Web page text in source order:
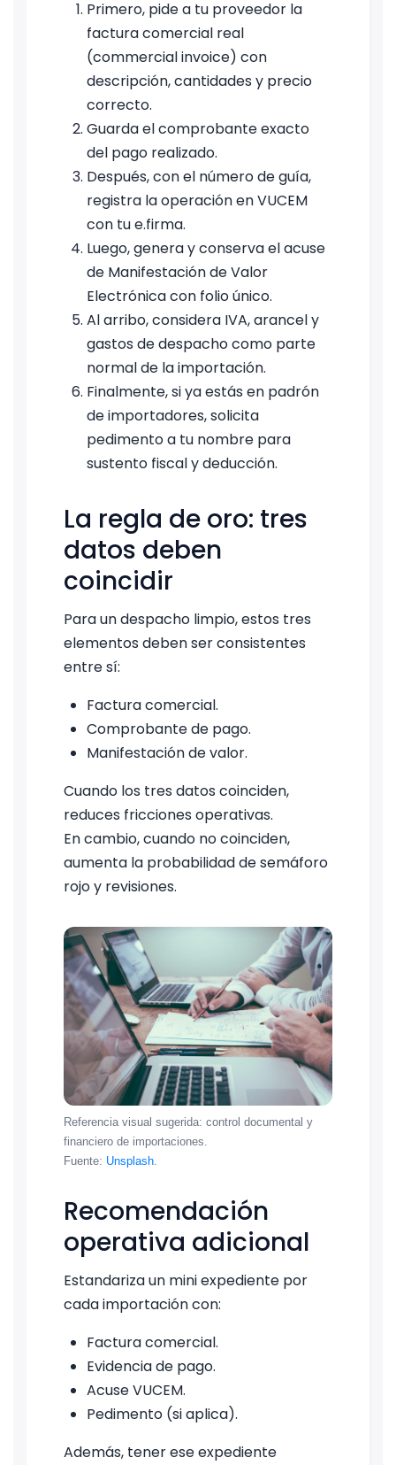
Primero, pide a tu proveedor la
factura comercial real
(commercial invoice) con
descripción, cantidades y precio
correcto.
Guarda el comprobante exacto
del pago realizado.
Después, con el número de guía,
registra la operación en VUCEM
con tu e.firma.
Luego, genera y conserva el acuse
de Manifestación de Valor
Electrónica con folio único.
Al arribo, considera IVA, arancel y
gastos de despacho como parte
normal de la importación.
Finalmente, si ya estás en padrón
de importadores, solicita
pedimento a tu nombre para
sustento fiscal y deducción.
La regla de oro: tres
datos deben
coincidir
Para un despacho limpio, estos tres
elementos deben ser consistentes
entre sí:
Factura comercial.
Comprobante de pago.
Manifestación de valor.
Cuando los tres datos coinciden,
reduces fricciones operativas.
En cambio, cuando no coinciden,
aumenta la probabilidad de semáforo
rojo y revisiones.
Referencia visual sugerida: control documental y
financiero de importaciones.
Fuente: Unsplash.
Recomendación
operativa adicional
Estandariza un mini expediente por
cada importación con:
Factura comercial.
Evidencia de pago.
Acuse VUCEM.
Pedimento (si aplica).
Además, tener ese expediente